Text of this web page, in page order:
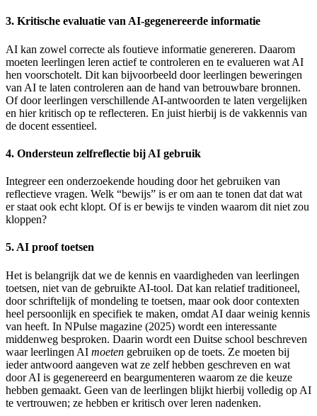
3. Kritische evaluatie van AI-gegenereerde informatie
AI kan zowel correcte als foutieve informatie genereren. Daarom
moeten leerlingen leren actief te controleren en te evalueren wat AI
hen voorschotelt. Dit kan bijvoorbeeld door leerlingen beweringen
van AI te laten controleren aan de hand van betrouwbare bronnen.
Of door leerlingen verschillende AI-antwoorden te laten vergelijken
en hier kritisch op te reflecteren. En juist hierbij is de vakkennis van
de docent essentieel.
4. Ondersteun zelfreflectie bij AI gebruik
Integreer een onderzoekende houding door het gebruiken van
reflectieve vragen. Welk “bewijs” is er om aan te tonen dat dat wat
er staat ook echt klopt. Of is er bewijs te vinden waarom dit niet zou
kloppen?
5. AI proof toetsen
Het is belangrijk dat we de kennis en vaardigheden van leerlingen
toetsen, niet van de gebruikte AI-tool. Dat kan relatief traditioneel,
door schriftelijk of mondeling te toetsen, maar ook door contexten
heel persoonlijk en specifiek te maken, omdat AI daar weinig kennis
van heeft. In NPulse magazine (2025) wordt een interessante
middenweg besproken. Daarin wordt een Duitse school beschreven
waar leerlingen AI moeten gebruiken op de toets. Ze moeten bij
ieder antwoord aangeven wat ze zelf hebben geschreven en wat
door AI is gegenereerd en beargumenteren waarom ze die keuze
hebben gemaakt. Geen van de leerlingen blijkt hierbij volledig op AI
te vertrouwen; ze hebben er kritisch over leren nadenken.